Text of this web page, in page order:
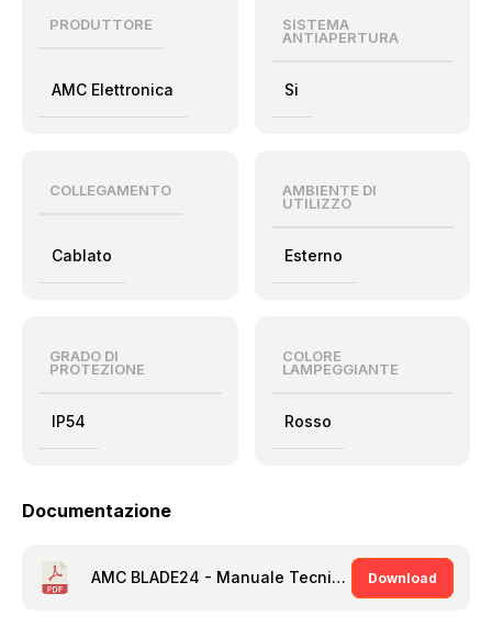
PRODUTTORE
AMC Elettronica
SISTEMA
ANTIAPERTURA
Si
COLLEGAMENTO
Cablato
AMBIENTE DI
UTILIZZO
Esterno
GRADO DI
PROTEZIONE
IP54
COLORE
LAMPEGGIANTE
Rosso
Documentazione
AMC BLADE24 - Manuale Tecnico [PDF] Download